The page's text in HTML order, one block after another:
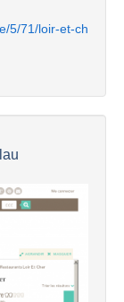
5/71/loir-et-ch